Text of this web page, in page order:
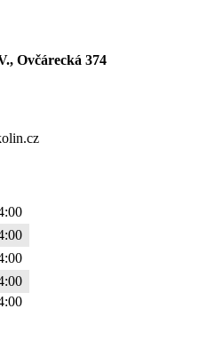
Ovčárecká 374